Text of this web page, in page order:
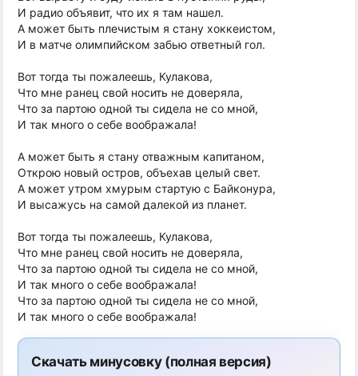
И радио объявит, что их я там нашел.
А может быть плечистым я стану хоккеистом,
И в матче олимпийском забью ответный гол.
Вот тогда ты пожалеешь, Кулакова,
Что мне ранец свой носить не доверяла,
Что за партою одной ты сидела не со мной,
И так много о себе воображала!
А может быть я стану отважным капитаном,
Открою новый остров, объехав целый свет.
А может утром хмурым стартую с Байконура,
И высажусь на самой далекой из планет.
Вот тогда ты пожалеешь, Кулакова,
Что мне ранец свой носить не доверяла,
Что за партою одной ты сидела не со мной,
И так много о себе воображала!
Что за партою одной ты сидела не со мной,
И так много о себе воображала!
Скачать минусовку (полная версия)